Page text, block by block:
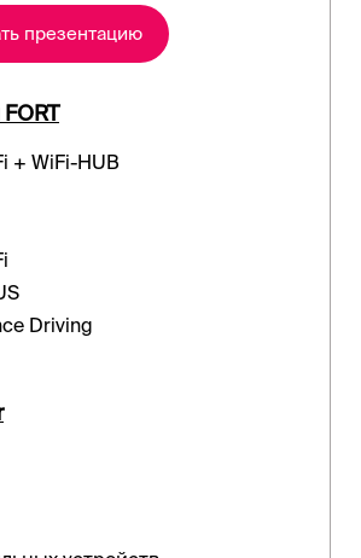
презентацию
+ WiFi-HUB
Driving